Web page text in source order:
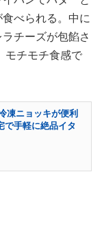
べられる。中に
チーズが包餡さ
モチモチ食感で
凍ニョッキが便利
で手軽に絶品イタ